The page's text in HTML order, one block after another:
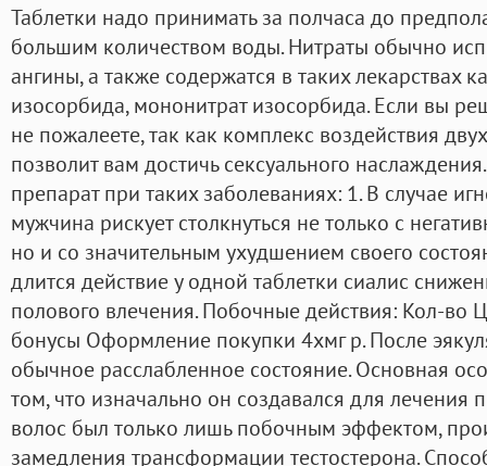
Таблетки надо принимать за полчаса до
большим количеством воды. Нитраты обычно
ангины, а также содержатся в таких лекарствах
изосорбида, мононитрат изосорбида. Если вы
не пожалеете, так как комплекс воздействия
позволит вам достичь сексуального
препарат при таких заболеваниях: 1. В случае
мужчина рискует столкнуться не только с
но и со значительным ухудшением своего
длится действие у одной таблетки сиалис
полового влечения. Побочные действия: Кол-во
бонусы Оформление покупки 4xмг р. После
обычное расслабленное состояние. Основная
том, что изначально он создавался для лечения
волос был только лишь побочным эффектом,
замедления трансформации тестостерона.